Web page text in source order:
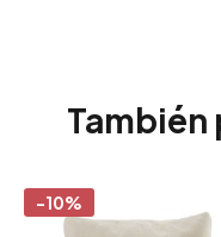
-10%